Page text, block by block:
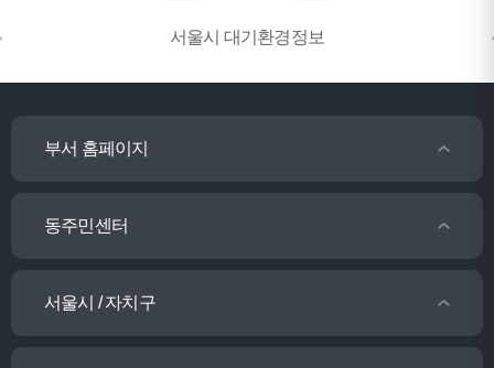
서울시 대기환경정보
부서 홈페이지
동주민센터
서울시 / 자치구